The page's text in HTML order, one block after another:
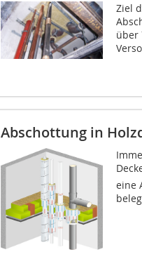
Ziel
über
Abschottung in
eine